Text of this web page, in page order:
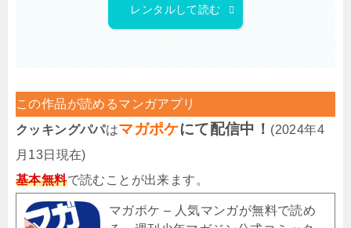
レンタルして読む
この作品が読めるマンガアプリ
クッキングパパはマガポケにて配信中！ (2024年4
月13日現在)
基本無料で読むことが出来ます。
マガポケ – 人気マンガが無料で読め